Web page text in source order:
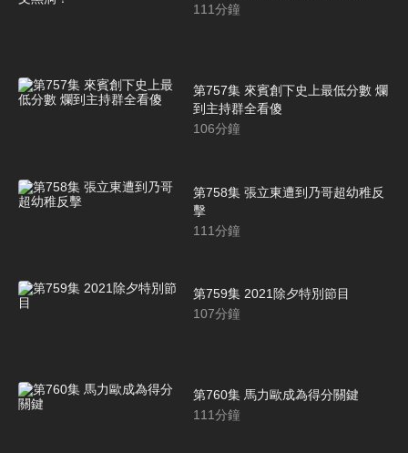
111分鐘
第757集 來賓創下史上最低分數 爛
到主持群全看傻
106分鐘
第758集 張立東遭到乃哥超幼稚反
擊
111分鐘
第759集 2021除夕特別節目
107分鐘
第760集 馬力歐成為得分關鍵
111分鐘